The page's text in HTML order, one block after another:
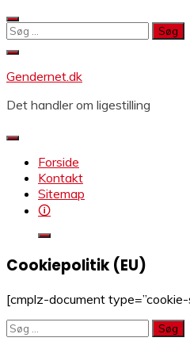
Skip
to
Søg
Gendernet.dk
Det handler om ligestilling
Forside
Kontakt
Sitemap
🛈
Cookiepolitik (EU)
[cmplz-document
Søg